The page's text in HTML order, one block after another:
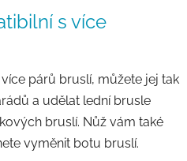
s více
párů bruslí, můžete jej tak
a udělat lední brusle
bruslí. Nůž vám také
vyměnit botu bruslí.